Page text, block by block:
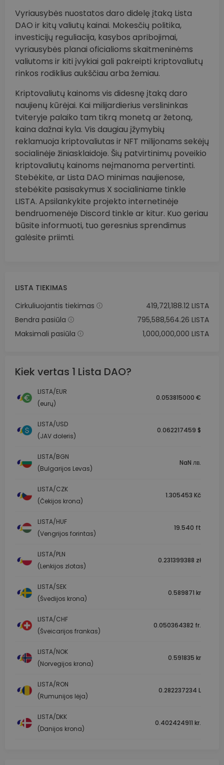
Vyriausybės nuostatos daro didelę įtaką Lista
DAO ir kitų valiutų kainai. Mokesčių politika,
investicijų reguliacija, kasybos apribojimai,
vyriausybės planai oficialioms skaitmeninėms
valiutoms ir kiti įvykiai gali pakreipti kriptovaliutų
rinkos rodiklius aukščiau arba žemiau.
Kriptovaliutų kainoms vis didesnę įtaką daro
naujienų kūrėjai. Kai milijardierius verslininkas
tviteryje palaiko tam tikrą monetą ar žetoną,
kaina dažnai kyla. Vis daugiau įžymybių
reklamuoja kriptovaliutas ir NFT milijonams sekėjų
socialinėje žiniasklaidoje. Šių patvirtinimų poveikio
kriptovaliutų kainoms neįmanoma pervertinti.
Stebėkite, ar Lista DAO minimas naujienose,
stebėkite pasisakymus X socialiniame tinkle
LISTA. Apsilankykite projekto internetinėje
bendruomenėje Discord tinkle ar kitur. Kuo geriau
būsite informuoti, tuo geresnius sprendimus
galėsite priimti.
LISTA TIEKIMAS
Cirkuliuojantis tiekimas
419,721,188.12 LISTA
Bendra pasiūla
795,588,564.26 LISTA
Maksimali pasiūla
1,000,000,000 LISTA
Kiek vertas 1 Lista DAO?
LISTA/EUR
(eurų)
0.053815000 €
LISTA/USD
(JAV doleris)
0.062217459 $
LISTA/BGN
(Bulgarijos Levas)
NaN лв.
LISTA/CZK
(Čekijos krona)
1.305453 Kč
LISTA/HUF
(Vengrijos forintas)
19.540 ft
LISTA/PLN
(Lenkijos zlotas)
0.231399388 zł
LISTA/SEK
(Švedijos krona)
0.589871 kr
LISTA/CHF
(Šveicarijos frankas)
0.050364382 fr.
LISTA/NOK
(Norvegijos krona)
0.591835 kr
LISTA/RON
(Rumunijos lėja)
0.282237234 L
LISTA/DKK
(Danijos krona)
0.402424911 kr.